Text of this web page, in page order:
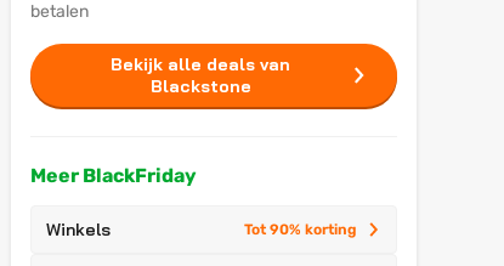
betalen
Bekijk alle deals van
Blackstone
Meer BlackFriday
Winkels Tot 90% korting